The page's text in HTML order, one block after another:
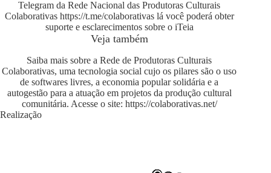
Telegram da Rede Nacional das Produtoras Culturais
Colaborativas https://t.me/colaborativaslá você poderá obter
suporte e esclarecimentos sobre o iTeia
Veja também
Saiba mais sobre a Rede de Produtoras Culturais
Colaborativas, uma tecnologia social cujo os pilares são o uso
de softwares livres, a economia popular solidária e a
autogestão para a atuação em projetos da produção cultural
comunitária. Acesse o site: https://colaborativas.net/
Realização